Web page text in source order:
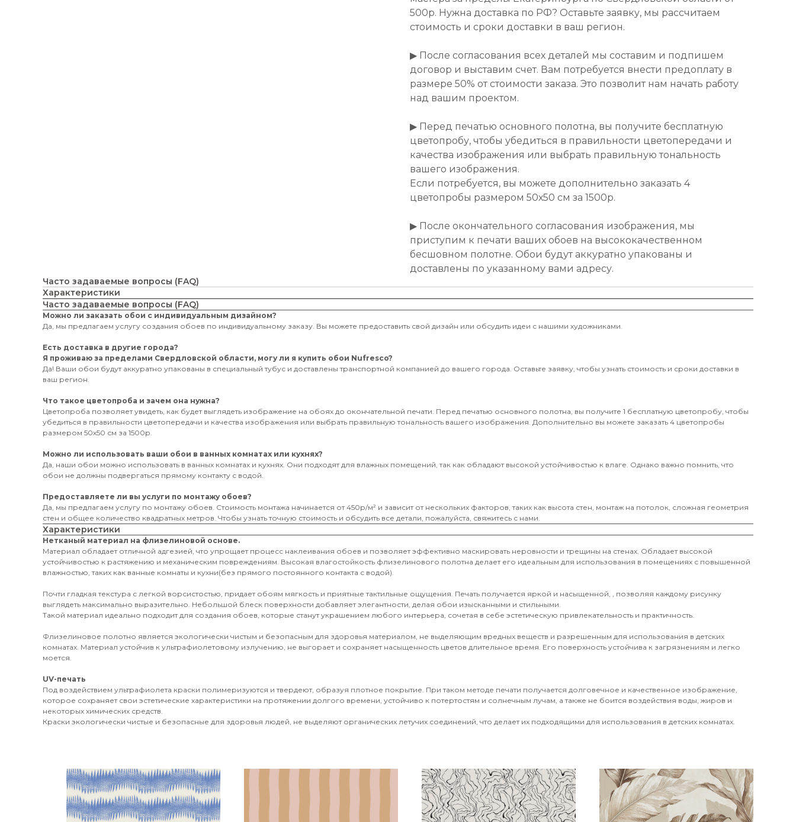
500р. Нужна доставка по РФ? Оставьте заявку, мы рассчитаем
стоимость и сроки доставки в ваш регион.
▶ После согласования всех деталей мы составим и подпишем
договор и выставим счет. Вам потребуется внести предоплату в
размере 50% от стоимости заказа. Это позволит нам начать работу
над вашим проектом.
▶ Перед печатью основного полотна, вы получите бесплатную
цветопробу, чтобы убедиться в правильности цветопередачи и
качества изображения или выбрать правильную тональность
вашего изображения.
Если потребуется, вы можете дополнительно заказать 4
цветопробы размером 50х50 см за 1500р.
▶ После окончательного согласования изображения, мы
приступим к печати ваших обоев на высококачественном
бесшовном полотне. Обои будут аккуратно упакованы и
доставлены по указанному вами адресу.
Часто задаваемые вопросы (FAQ)
Характеристики
Часто задаваемые вопросы (FAQ)
Можно ли заказать обои с индивидуальным дизайном?
Да, мы предлагаем услугу создания обоев по индивидуальному заказу. Вы можете предоставить свой дизайн или обсудить идеи с нашими художниками.
Есть доставка в другие города?
Я проживаю за пределами Свердловской области, могу ли я купить обои Nufresco?
Да! Ваши обои будут аккуратно упакованы в специальный тубус и доставлены транспортной компанией до вашего города. Оставьте заявку, чтобы узнать стоимость и сроки доставки в
ваш регион.
Что такое цветопроба и зачем она нужна?
Цветопроба позволяет увидеть, как будет выглядеть изображение на обоях до окончательной печати. Перед печатью основного полотна, вы получите 1 бесплатную цветопробу, чтобы
убедиться в правильности цветопередачи и качества изображения или выбрать правильную тональность вашего изображения. Дополнительно вы можете заказать 4 цветопробы
размером 50х50 см за 1500р.
Можно ли использовать ваши обои в ванных комнатах или кухнях?
Да, наши обои можно использовать в ванных комнатах и кухнях. Они подходят для влажных помещений, так как обладают высокой устойчивостью к влаге. Однако важно помнить, что
обои не должны подвергаться прямому контакту с водой.
Предоставляете ли вы услуги по монтажу обоев?
Да, мы предлагаем услугу по монтажу обоев. Стоимость монтажа начинается от 450р/м² и зависит от нескольких факторов, таких как высота стен, монтаж на потолок, сложная геометрия
стен и общее количество квадратных метров. Чтобы узнать точную стоимость и обсудить все детали, пожалуйста, свяжитесь с нами.
Характеристики
Нетканый материал на флизелиновой основе.
Материал обладает отличной адгезией, что упрощает процесс наклеивания обоев и позволяет эффективно маскировать неровности и трещины на стенах. Обладает высокой
устойчивостью к растяжению и механическим повреждениям. Высокая влагостойкость флизелинового полотна делает его идеальным для использования в помещениях с повышенной
влажностью, таких как ванные комнаты и кухни(без прямого постоянного контакта с водой).
Почти гладкая текстура с легкой ворсистостью, придает обоям мягкость и приятные тактильные ощущения. Печать получается яркой и насыщенной, , позволяя каждому рисунку
выглядеть максимально выразительно. Небольшой блеск поверхности добавляет элегантности, делая обои изысканными и стильными.
Такой материал идеально подходит для создания обоев, которые станут украшением любого интерьера, сочетая в себе эстетическую привлекательность и практичность.
Флизелиновое полотно является экологически чистым и безопасным для здоровья материалом, не выделяющим вредных веществ и разрешенным для использования в детских
комнатах. Материал устойчив к ультрафиолетовому излучению, не выгорает и сохраняет насыщенность цветов длительное время. Его поверхность устойчива к загрязнениям и легко
моется.
UV-печать
Под воздействием ультрафиолета краски полимеризуются и твердеют, образуя плотное покрытие. При таком методе печати получается долговечное и качественное изображение,
которое сохраняет свои эстетические характеристики на протяжении долгого времени, устойчиво к потертостям и солнечным лучам, а также не боится воздействия воды, жиров и
некоторых химических средств.
Краски экологически чистые и безопасные для здоровья людей, не выделяют органических летучих соединений, что делает их подходящими для использования в детских комнатах.